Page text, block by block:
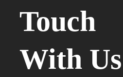
Touch
With Us